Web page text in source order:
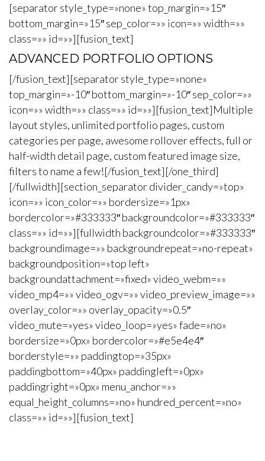
[separator style_type=»none» top_margin=»15″
bottom_margin=»15″ sep_color=»» icon=»» width=»»
class=»» id=»»][fusion_text]
ADVANCED PORTFOLIO OPTIONS
[/fusion_text][separator style_type=»none»
top_margin=»-10″ bottom_margin=»-10″ sep_color=»»
icon=»» width=»» class=»» id=»»][fusion_text]Multiple
layout styles, unlimited portfolio pages, custom
categories per page, awesome rollover effects, full or
half-width detail page, custom featured image size,
filters to name a few![/fusion_text][/one_third]
[/fullwidth][section_separator divider_candy=»top»
icon=»» icon_color=»» bordersize=»1px»
bordercolor=»#333333″ backgroundcolor=»#333333″
class=»» id=»»][fullwidth backgroundcolor=»#333333″
backgroundimage=»» backgroundrepeat=»no-repeat»
backgroundposition=»top left»
backgroundattachment=»fixed» video_webm=»»
video_mp4=»» video_ogv=»» video_preview_image=»»
overlay_color=»» overlay_opacity=»0.5″
video_mute=»yes» video_loop=»yes» fade=»no»
bordersize=»0px» bordercolor=»#e5e4e4″
borderstyle=»» paddingtop=»35px»
paddingbottom=»40px» paddingleft=»0px»
paddingright=»0px» menu_anchor=»»
equal_height_columns=»no» hundred_percent=»no»
class=»» id=»»][fusion_text]